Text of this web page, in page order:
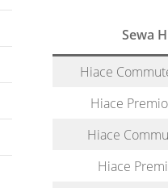
Sewa
Hiace
Hiace
Hiace
Hiace